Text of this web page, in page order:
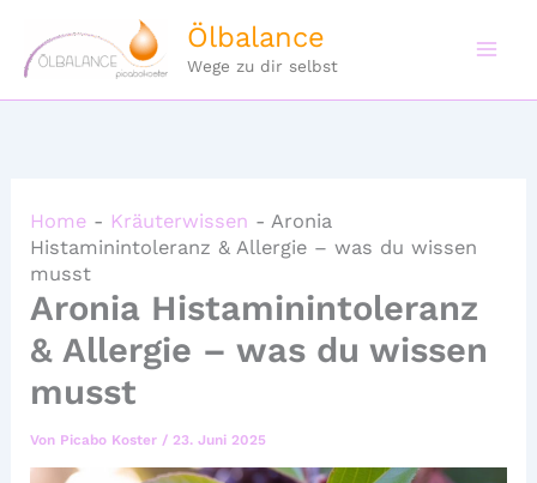
Inhalt
springen
Ölbalance
Wege zu dir selbst
Home - Kräuterwissen -Aronia
Histaminintoleranz & Allergie – was du wissen
musst
Aronia Histaminintoleranz
& Allergie – was du wissen
musst
Von Picabo Koster /23. Juni 2025